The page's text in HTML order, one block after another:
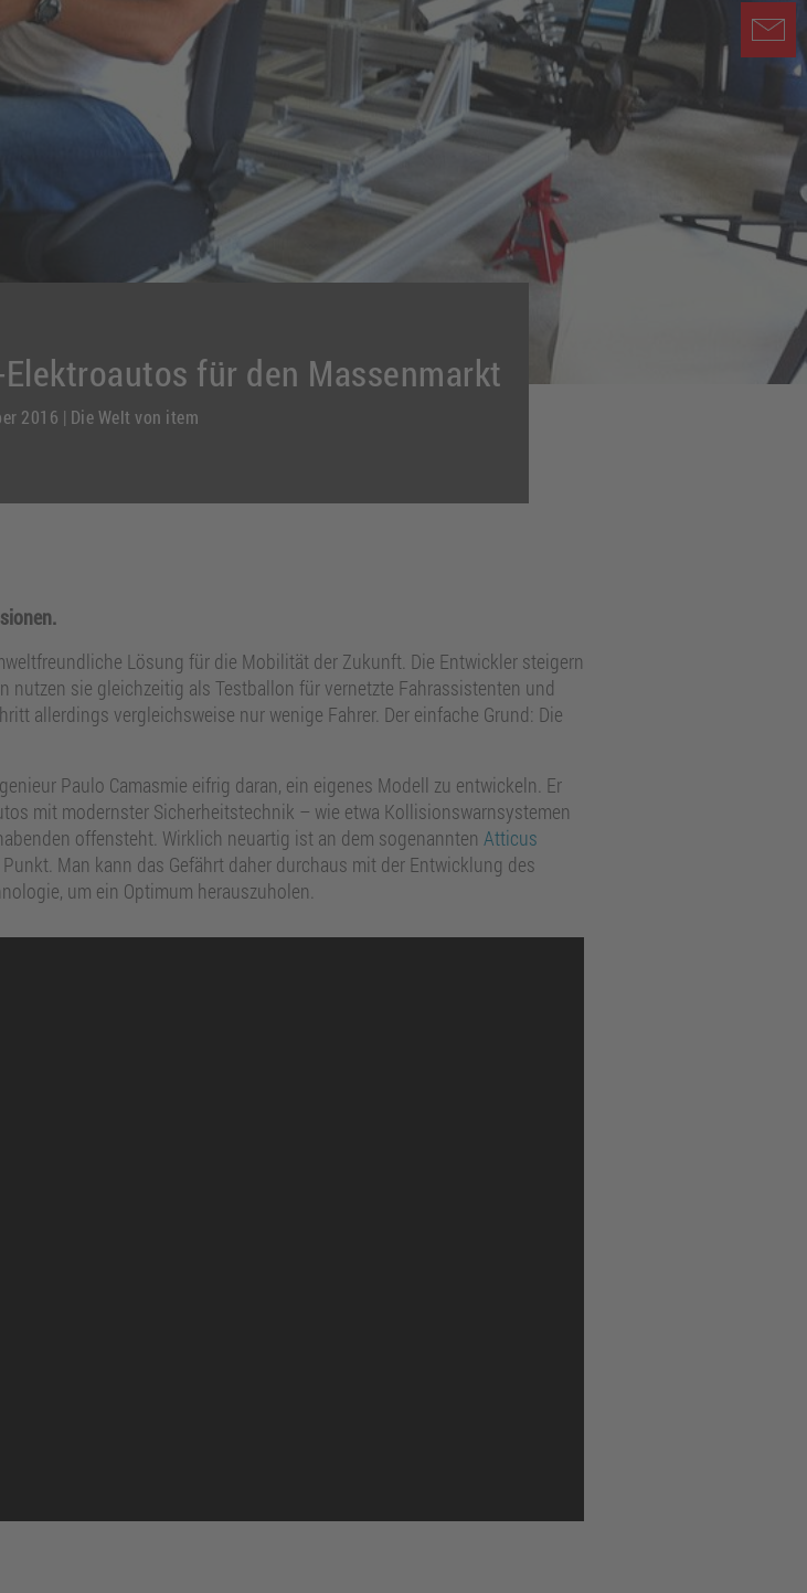
für den Massenmarkt
2016 | Die Welt von item
Lösung für die Mobilität der Zukunft. Die Entwickler steigern
nutzen sie gleichzeitig als Testballon für vernetzte Fahrassistenten und
allerdings vergleichsweise nur wenige Fahrer. Der einfache Grund: Die
Paulo Camasmie eifrig daran, ein eigenes Modell zu entwickeln. Er
mit modernster Sicherheitstechnik – wie etwa Kollisionswarnsystemen
offensteht. Wirklich neuartig ist an dem sogenannten Atticus
Man kann das Gefährt daher durchaus mit der Entwicklung des
um ein Optimum herauszuholen.